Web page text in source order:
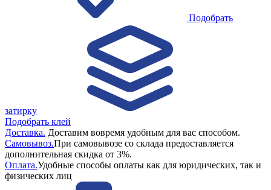
Подобрать
затирку
Подобрать клей
Доставка. Доставим вовремя удобным для вас способом.
Самовывоз.При самовывозе со склада предоставляется
дополнительная скидка от 3%.
Оплата.Удобные способы оплаты как для юридических, так и
физических лиц